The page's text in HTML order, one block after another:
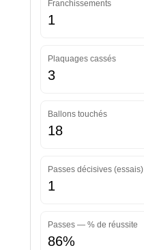
Franchissements
1
Plaquages cassés
3
Ballons touchés
18
Passes décisives (essais)
1
Passes — % de réussite
86%